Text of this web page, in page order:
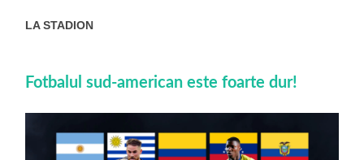
LA STADION
Fotbalul sud-american este foarte dur!